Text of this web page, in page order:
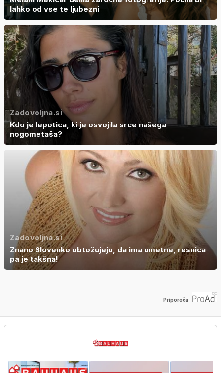
lahko od vse te ljubezni
Zadovoljna.si
Kdo je lepotica, ki je osvojila srce našega
nogometaša?
Zadovoljna.si
Znano Slovenko obtožujejo, da ima umetne, resnica
pa je takšna!
Priporoča